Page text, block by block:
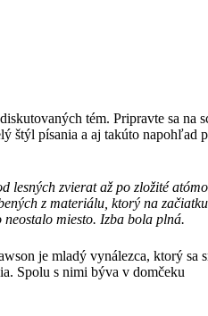
tém. Pripravte sa na
štýl písania a aj takúto napohľad
zvierat až po zložité
z materiálu, ktorý na začiatku
miesto. Izba bola plná.
je mladý vynálezca, ktorý sa
Spolu s nimi býva v domčeku